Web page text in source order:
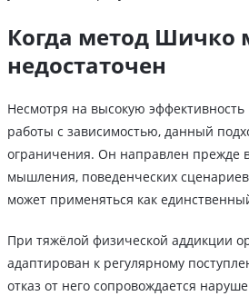
Когда метод Шичко
недостаточен
Несмотря на высокую эффективность
работы с зависимостью, данный
ограничения. Он направлен прежде
мышления, поведенческих
может применяться как
При тяжёлой физической аддикции
адаптирован к регулярному
отказ от него сопровождается